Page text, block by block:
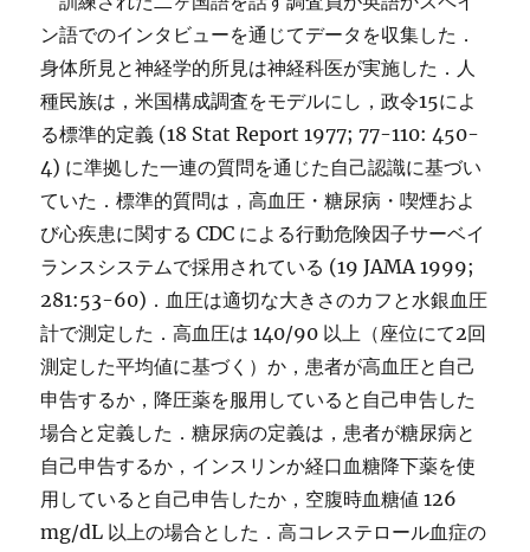
ン語でのインタビューを通じてデータを収集した．
身体所見と神経学的所見は神経科医が実施した．人
種民族は，米国構成調査をモデルにし，政令15によ
る標準的定義 (18 Stat Report 1977; 77-110: 450-
4) に準拠した一連の質問を通じた自己認識に基づい
ていた．標準的質問は，高血圧・糖尿病・喫煙およ
び心疾患に関する CDC による行動危険因子サーベイ
ランスシステムで採用されている (19 JAMA 1999;
281:53-60)．血圧は適切な大きさのカフと水銀血圧
計で測定した．高血圧は 140/90 以上（座位にて2回
測定した平均値に基づく）か，患者が高血圧と自己
申告するか，降圧薬を服用していると自己申告した
場合と定義した．糖尿病の定義は，患者が糖尿病と
自己申告するか，インスリンか経口血糖降下薬を使
用していると自己申告したか，空腹時血糖値 126
mg/dL 以上の場合とした．高コレステロール血症の